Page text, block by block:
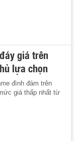
giá trên
lựa chọn
đình đám trên
giá thấp nhất từ